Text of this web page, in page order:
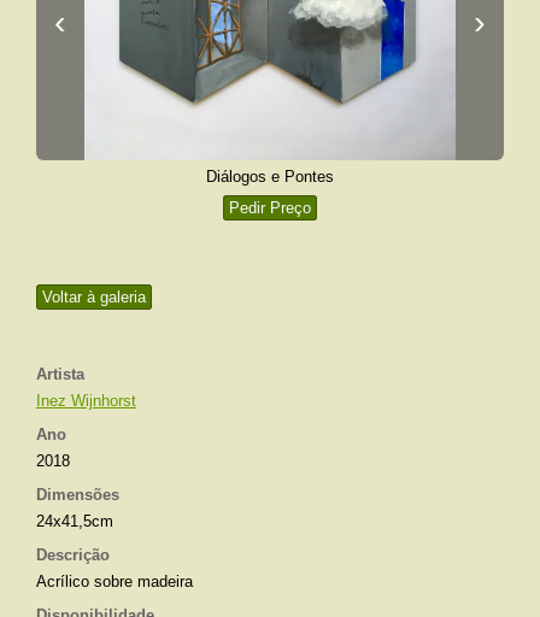
Voltar à galeria
Artista
Inez Wijnhorst
Ano
2018
Dimensões
24x41,5cm
Descrição
Acrílico sobre madeira
‹ ›
Diálogos e Pontes
Pedir Preço